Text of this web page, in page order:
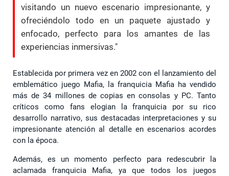
visitando un nuevo escenario impresionante, y
ofreciéndolo todo en un paquete ajustado y
enfocado, perfecto para los amantes de las
experiencias inmersivas."
Establecida por primera vez en 2002 con el lanzamiento del
emblemático juego Mafia, la franquicia Mafia ha vendido
más de 34 millones de copias en consolas y PC. Tanto
críticos como fans elogian la franquicia por su rico
desarrollo narrativo, sus destacadas interpretaciones y su
impresionante atención al detalle en escenarios acordes
con la época.
Además, es un momento perfecto para redescubrir la
aclamada franquicia Mafia, ya que todos los juegos